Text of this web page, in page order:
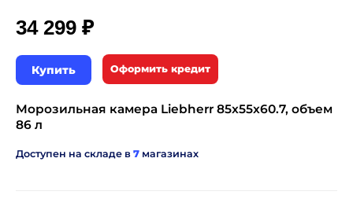
34 299 ₽
Купить Оформить кредит
Морозильная камера Liebherr 85x55x60.7, объем
86 л
Доступен на складе в 7 магазинах